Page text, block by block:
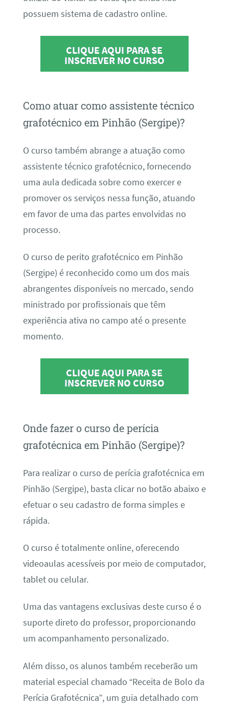
possuem sistema de cadastro online.
CLIQUE AQUI PARA SE
INSCREVER NO CURSO
Como atuar como assistente técnico
grafotécnico em Pinhão (Sergipe)?
O curso também abrange a atuação como
assistente técnico grafotécnico, fornecendo
uma aula dedicada sobre como exercer e
promover os serviços nessa função, atuando
em favor de uma das partes envolvidas no
processo.
O curso de perito grafotécnico em Pinhão
(Sergipe) é reconhecido como um dos mais
abrangentes disponíveis no mercado, sendo
ministrado por profissionais que têm
experiência ativa no campo até o presente
momento.
CLIQUE AQUI PARA SE
INSCREVER NO CURSO
Onde fazer o curso de perícia
grafotécnica em Pinhão (Sergipe)?
Para realizar o curso de perícia grafotécnica em
Pinhão (Sergipe), basta clicar no botão abaixo e
efetuar o seu cadastro de forma simples e
rápida.
O curso é totalmente online, oferecendo
videoaulas acessíveis por meio de computador,
tablet ou celular.
Uma das vantagens exclusivas deste curso é o
suporte direto do professor, proporcionando
um acompanhamento personalizado.
Além disso, os alunos também receberão um
material especial chamado “Receita de Bolo da
Perícia Grafotécnica”, um guia detalhado com